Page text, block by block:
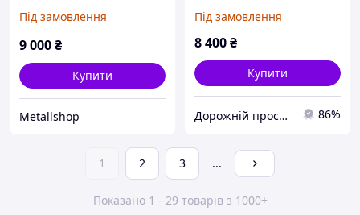
Під замовлення
9 000₴
Купити
Metallshop
Під замовлення
8 400₴
Купити
Дорожній просвіт 86%
1 2 3 ...
Показано 1 - 29 товарів з 1000+